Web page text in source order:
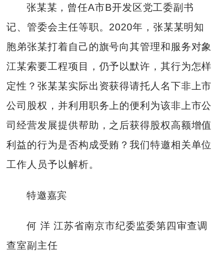
张某某，曾任A市B开发区党工委副书
记、管委会主任等职。2020年，张某某明知
胞弟张某打着自己的旗号向其管理和服务对象
江某索要工程项目，仍予以默许，其行为怎样
定性？张某某实际出资获得请托人名下非上市
公司股权，并利用职务上的便利为该非上市公
司经营发展提供帮助，之后获得股权高额增值
利益的行为是否构成受贿？我们特邀相关单位
工作人员予以解析。
特邀嘉宾
何 洋 江苏省南京市纪委监委第四审查调
查室副主任